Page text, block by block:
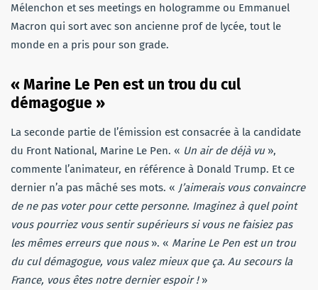
Mélenchon et ses meetings en hologramme ou Emmanuel
Macron qui sort avec son ancienne prof de lycée, tout le
monde en a pris pour son grade.
« Marine Le Pen est un trou du cul
démagogue »
La seconde partie de l’émission est consacrée à la candidate
du Front National, Marine Le Pen. « Un air de déjà vu »,
commente l’animateur, en référence à Donald Trump. Et ce
dernier n’a pas mâché ses mots. « J’aimerais vous convaincre
de ne pas voter pour cette personne. Imaginez à quel point
vous pourriez vous sentir supérieurs si vous ne faisiez pas
les mêmes erreurs que nous». « Marine Le Pen est un trou
du cul démagogue, vous valez mieux que ça. Au secours la
France, vous êtes notre dernier espoir ! »